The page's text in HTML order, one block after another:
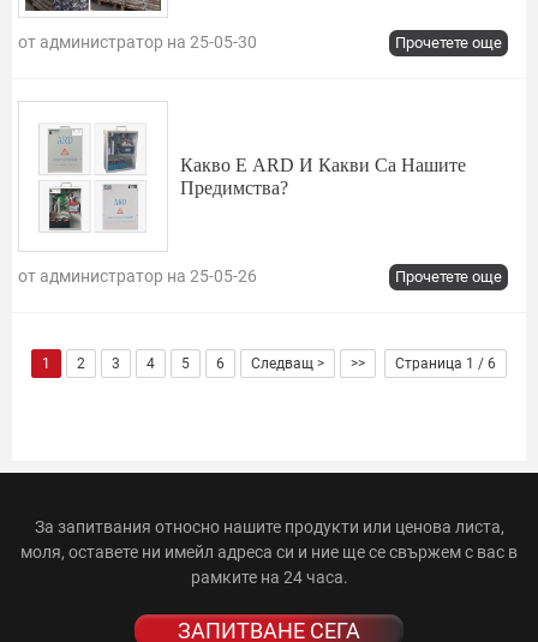
от администратор на 25-05-30 Прочетете още
Какво Е ARD И Какви Са Нашите
Предимства?
от администратор на 25-05-26 Прочетете още
1 2 3 4 5 6 Следващ > >> Страница 1 / 6
За запитвания относно нашите продукти или ценова листа,
моля, оставете ни имейл адреса си и ние ще се свържем с вас в
рамките на 24 часа.
ЗАПИТВАНЕ СЕГА